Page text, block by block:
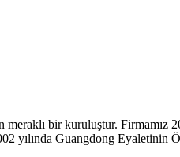
bir kuruluştur.
yılında Guangdong